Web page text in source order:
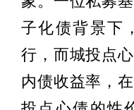
子化债背景下
行，而城投点
内债收益率，